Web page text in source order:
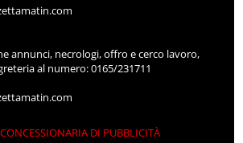
annunci, necrologi, offro e cerco lavoro,
al numero: 0165/231711
CONCESSIONARIA DI PUBBLICITÀ